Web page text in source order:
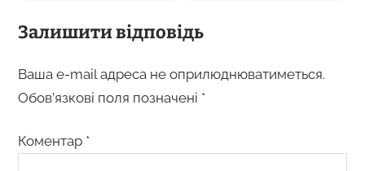
Залишити відповідь
Ваша e-mail адреса не оприлюднюватиметься.
Обов’язкові поля позначені *
Коментар *